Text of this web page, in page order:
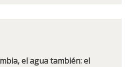
el agua también: el